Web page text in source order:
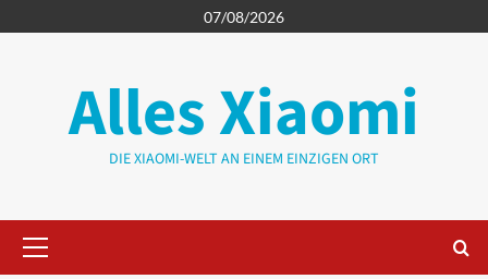
Inhalt
07/08/2026
Alles Xiaomi
DIE XIAOMI-WELT AN EINEM EINZIGEN ORT
Menü